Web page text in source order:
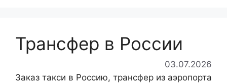
Трансфер в России
03.07.2026
Заказ такси в Россию, трансфер из аэропорта